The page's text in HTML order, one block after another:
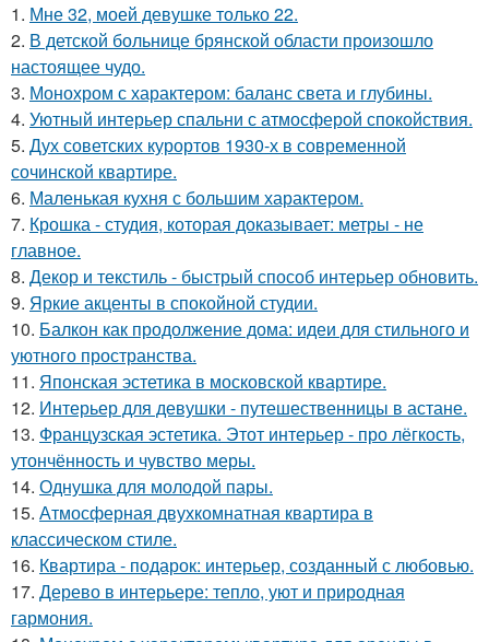
1. Мне 32, моей девушке только 22.
2. В детской больнице брянской области произошло
настоящее чудо.
3. Монохром с характером: баланс света и глубины.
4. Уютный интерьер спальни с атмосферой спокойствия.
5. Дух советских курортов 1930-х в современной
сочинской квартире.
6. Маленькая кухня с большим характером.
7. Крошка - студия, которая доказывает: метры - не
главное.
8. Декор и текстиль - быстрый способ интерьер обновить.
9. Яркие акценты в спокойной студии.
10. Балкон как продолжение дома: идеи для стильного и
уютного пространства.
11. Японская эстетика в московской квартире.
12. Интерьер для девушки - путешественницы в астане.
13. Французская эстетика. Этот интерьер - про лёгкость,
утончённость и чувство меры.
14. Однушка для молодой пары.
15. Атмосферная двухкомнатная квартира в
классическом стиле.
16. Квартира - подарок: интерьер, созданный с любовью.
17. Дерево в интерьере: тепло, уют и природная
гармония.